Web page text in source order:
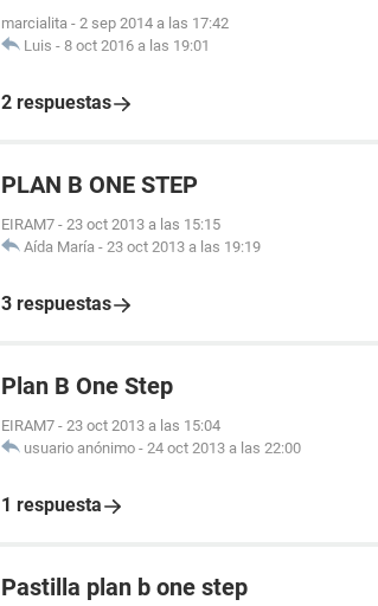
marcialita - 2 sep 2014 a las 17:42
Luis - 8 oct 2016 a las 19:01
2 respuestas
PLAN B ONE STEP
EIRAM7 - 23 oct 2013 a las 15:15
Aída María - 23 oct 2013 a las 19:19
3 respuestas
Plan B One Step
EIRAM7 - 23 oct 2013 a las 15:04
usuario anónimo - 24 oct 2013 a las 22:00
1 respuesta
Pastilla plan b one step